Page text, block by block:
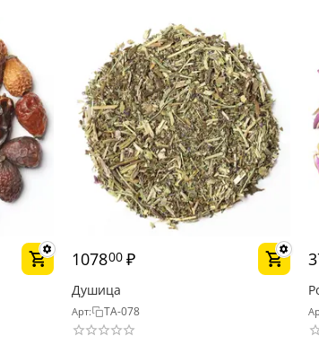
107800 ₽
Душица
Арт: TA-078